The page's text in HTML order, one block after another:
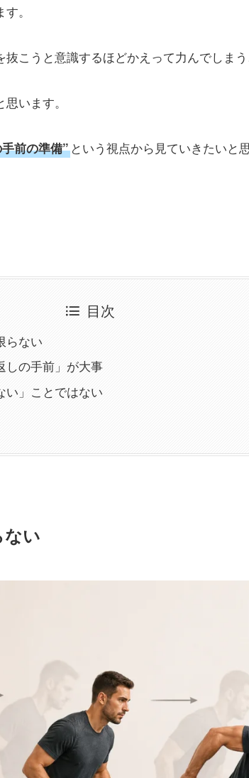
。
抜こうと意識するほどかえって力んでしま
います。
前の準備” という視点から見ていきたいと
目次
らない
しの手前」が大事
い」ことではない
ない